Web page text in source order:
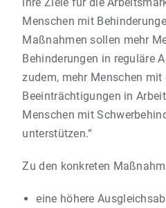
Menschen mit
Maßnahmen sollen mehr
Behinderungen in reguläre
zudem, mehr Menschen
Beeinträchtigungen in
Menschen mit
unterstützen.“
Zu den konkreten
eine höhere